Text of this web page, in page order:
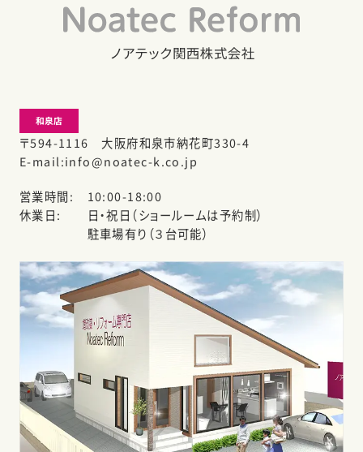
和泉店
〒594-1116 大阪府和泉市納花町330-4
E-mail info@noatec-k.co.jp
営業時間
10:00-18:00
休業日
日・祝日（ショールームは予約制）
駐車場有り（３台可能）